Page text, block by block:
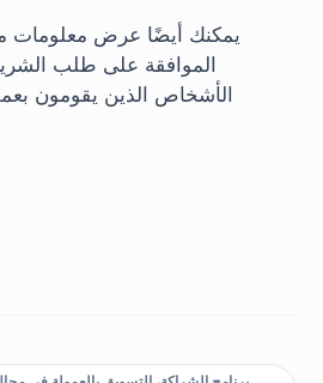
الموافقة على طلب